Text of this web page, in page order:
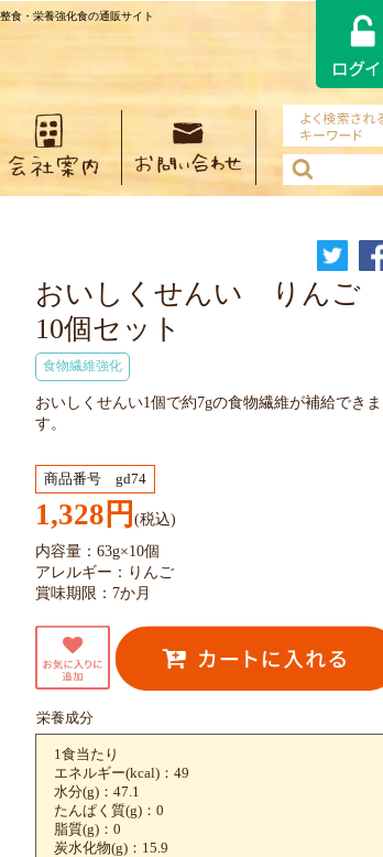
食・栄養強化食の通販サイト
おいしくせんい りんご
10個セット
食物繊維強化
おいしくせんい1個で約7gの食物繊維が補給できま
す。
商品番号 gd74
1,328円 (税込)
内容量：63g×10個
アレルギー：りんご
賞味期限：7か月
栄養成分
1食当たり
エネルギー(kcal)：49
水分(g)：47.1
たんぱく質(g)：0
脂質(g)：0
炭水化物(g)：15.9